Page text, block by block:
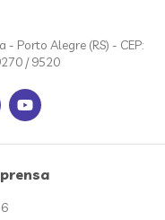
Porto Alegre (RS) - CEP:
/ 9520